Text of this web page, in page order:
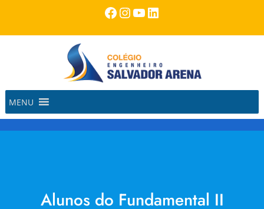
o
Facebook
Instagram
Youtube
LinkedIn
MENU
Alunos do Fundamental II